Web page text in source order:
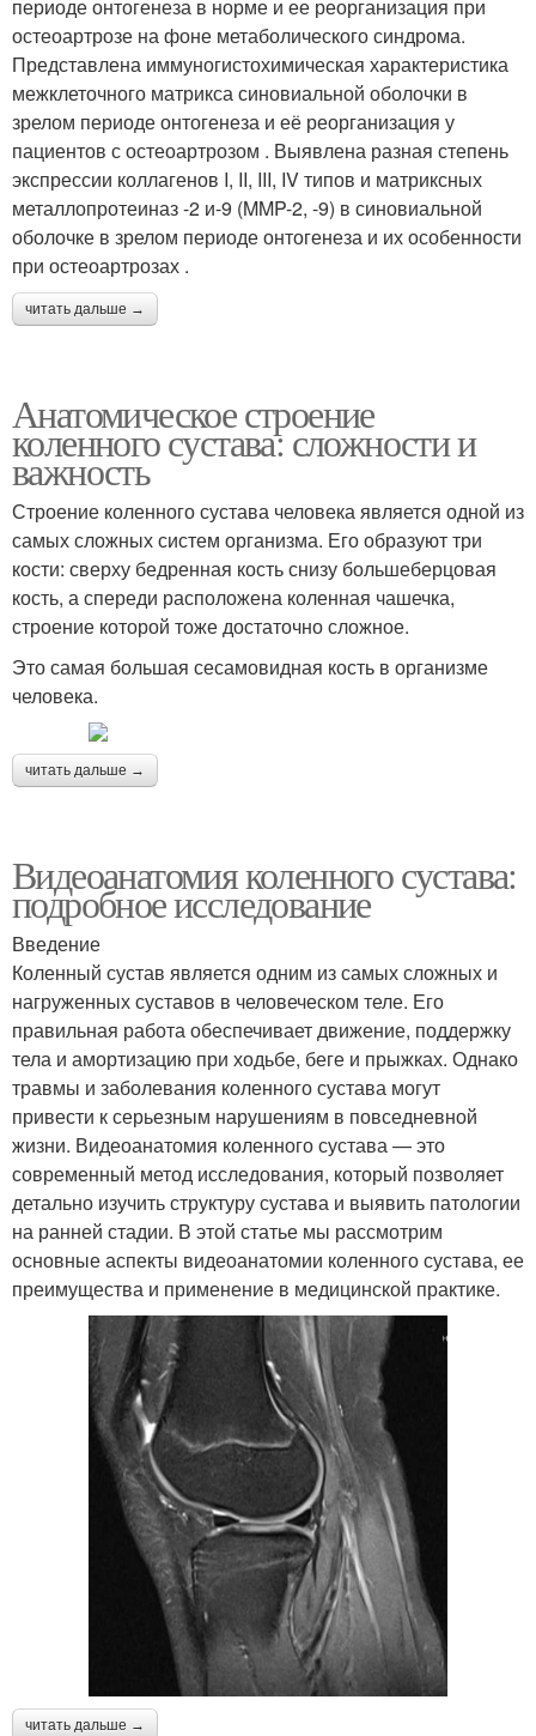
периоде онтогенеза в норме и ее реорганизация при
остеоартрозе на фоне метаболического синдрома.
Представлена иммуногистохимическая характеристика
межклеточного матрикса синовиальной оболочки в
зрелом периоде онтогенеза и её реорганизация у
пациентов с остеоартрозом . Выявлена разная степень
экспрессии коллагенов I, II, III, IV типов и матриксных
металлопротеиназ -2 и-9 (MMP-2, -9) в синовиальной
оболочке в зрелом периоде онтогенеза и их особенности
при остеоартрозах .
читать дальше →
Анатомическое строение
коленного сустава: сложности и
важность
Строение коленного сустава человека является одной из
самых сложных систем организма. Его образуют три
кости: сверху бедренная кость снизу большеберцовая
кость, а спереди расположена коленная чашечка,
строение которой тоже достаточно сложное.
Это самая большая сесамовидная кость в организме
человека.
читать дальше →
Видеоанатомия коленного сустава:
подробное исследование
Введение
Коленный сустав является одним из самых сложных и
нагруженных суставов в человеческом теле. Его
правильная работа обеспечивает движение, поддержку
тела и амортизацию при ходьбе, беге и прыжках. Однако
травмы и заболевания коленного сустава могут
привести к серьезным нарушениям в повседневной
жизни. Видеоанатомия коленного сустава — это
современный метод исследования, который позволяет
детально изучить структуру сустава и выявить патологии
на ранней стадии. В этой статье мы рассмотрим
основные аспекты видеоанатомии коленного сустава, ее
преимущества и применение в медицинской практике.
читать дальше →